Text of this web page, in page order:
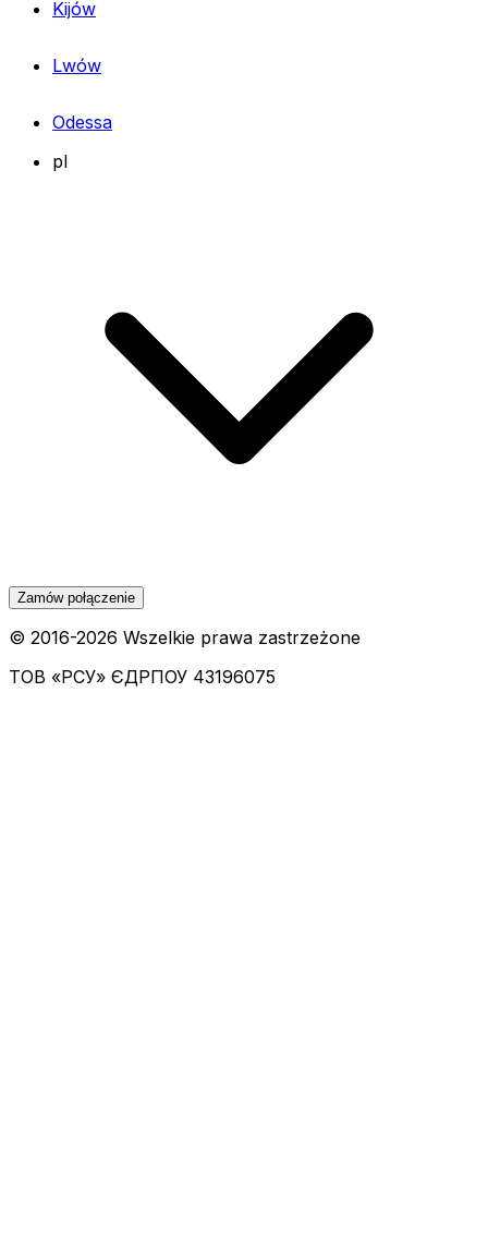
Kijów
Lwów
Odessa
pl
Zamów połączenie
© 2016-2026 Wszelkie prawa zastrzeżone
ТОВ «РСУ» ЄДРПОУ 43196075